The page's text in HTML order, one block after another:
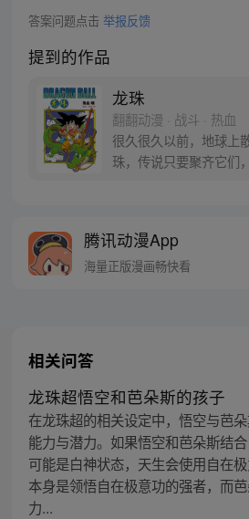
答案问题点击 举报反馈
提到的作品
龙珠
翻翻动漫 · 战斗 · 热血
很久很久以前，地球上
珠，传说只要聚齐它们
腾讯动漫App
海量正版漫画畅快看
相关问答
龙珠超悟空和芭朵斯的孩子
在龙珠超的相关设定中，悟空与芭
能力与潜力。如果悟空和芭朵斯结
可能是白神状态，天生会使用自在
本身是领悟自在极意功的强者，而
力...